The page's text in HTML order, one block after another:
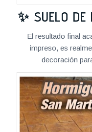
✨ SUELO DE
El resultado final
impreso, es
decoración